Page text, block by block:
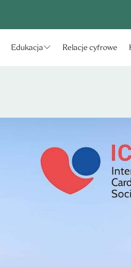
Edukacja Relacje cyfrowe